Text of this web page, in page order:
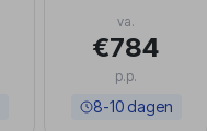
va.
€784
p.p.
8-10 dagen